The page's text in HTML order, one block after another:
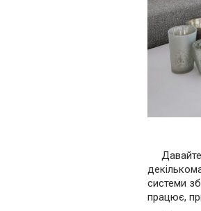
системи
працює,